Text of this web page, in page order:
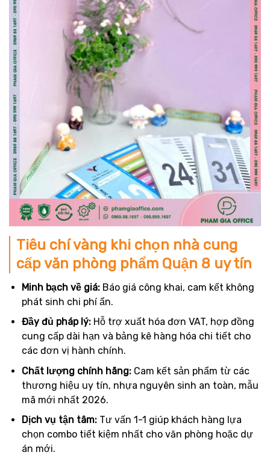
Tiêu chí vàng khi chọn nhà cung
cấp văn phòng phẩm Quận 8 uy tín
Minh bạch về giá:Báo giá công khai, cam kết không
phát sinh chi phí ẩn.
Đầy đủ pháp lý:Hỗ trợ xuất hóa đơn VAT, hợp đồng
cung cấp dài hạn và bảng kê hàng hóa chi tiết cho
các đơn vị hành chính.
Chất lượng chính hãng:Cam kết sản phẩm từ các
thương hiệu uy tín, nhựa nguyên sinh an toàn, mẫu
mã mới nhất 2026.
Dịch vụ tận tâm:Tư vấn 1-1 giúp khách hàng lựa
chọn combo tiết kiệm nhất cho văn phòng hoặc dự
án mới.